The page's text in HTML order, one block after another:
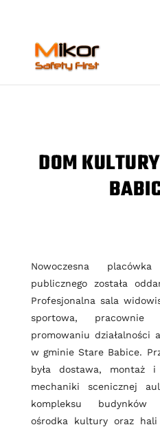
DOM
Nowoczesna
publicznego została
Profesjonalna sala
sportowa, pracownie
promowaniu
w gminie Stare Babice.
była dostawa, montaż i
mechaniki scenicznej
kompleksu budynków
ośrodka kultury oraz